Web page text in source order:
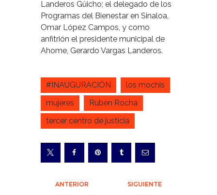
Landeros Güicho; el delegado de los
Programas del Bienestar en Sinaloa,
Omar López Campos, y como
anfitrión el presidente municipal de
Ahome, Gerardo Vargas Landeros.
#INAUGURACIÓN
los mochis
mujeres
Ruben Rocha
tercer centro de justicia
Navegación
ANTERIOR SIGUIENTE